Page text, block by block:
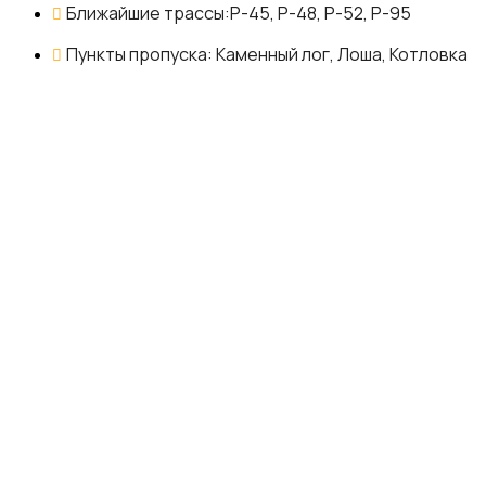
Ближайшие трассы:Р-45, Р-48, Р-52, Р-95
Пункты пропуска: Каменный лог, Лоша, Котловка